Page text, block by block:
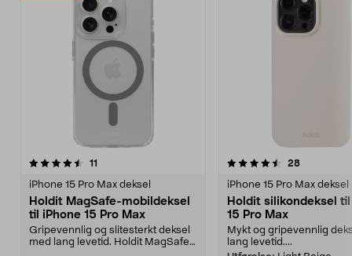
11
iPhone 15 Pro Max deksel
Holdit MagSafe-mobildeksel
til iPhone 15 Pro Max
Gripevennlig og slitesterkt deksel
med lang levetid. Holdit MagSafe-
4.5 av 5 stjerner 28
iPhone 15 Pro Max deksel
Holdit silikondeksel til
15 Pro Max
Mykt og gripevennlig
lang levetid....
4.5 av 5 stjerner